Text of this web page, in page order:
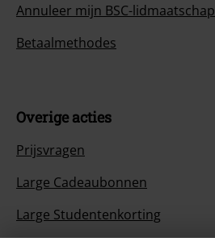
Annuleer mijn BSC-lidmaatschap
Betaalmethodes
Overige acties
Prijsvragen
Large Cadeaubonnen
Large Studentenkorting